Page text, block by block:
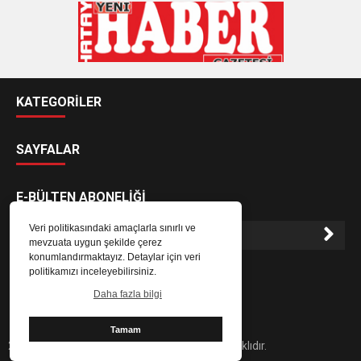
Veri politikasındaki amaçlarla sınırlı ve
mevzuata uygun şekilde çerez
konumlandırmaktayız. Detaylar için veri
politikamızı inceleyebilirsiniz.
Daha fazla bilgi
Tamam
KATEGORİLER
SAYFALAR
E-BÜLTEN ABONELİĞİ
E-Bülten aboneliği ile haberlere daha hızlı erişin.
2024 Hatay Yeni Haber Gazetesi - Her hakkı saklıdır.